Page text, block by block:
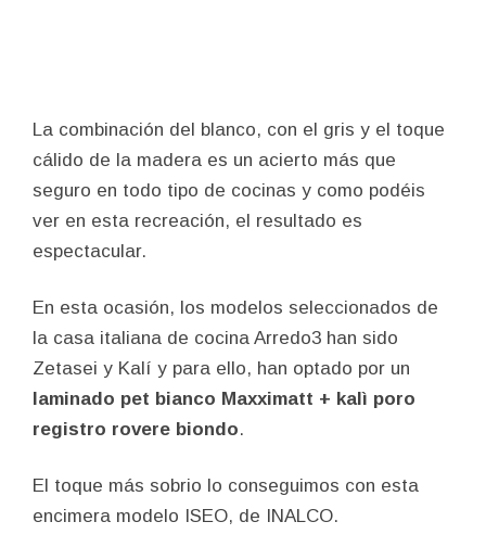
La combinación del blanco, con el gris y el toque
cálido de la madera es un acierto más que
seguro en todo tipo de cocinas y como podéis
ver en esta recreación, el resultado es
espectacular.
En esta ocasión, los modelos seleccionados de
la casa italiana de cocina Arredo3 han sido
Zetasei y Kalí y para ello, han optado por un
laminado pet bianco Maxximatt + kalì poro
registro rovere biondo.
El toque más sobrio lo conseguimos con esta
encimera modelo ISEO, de INALCO.